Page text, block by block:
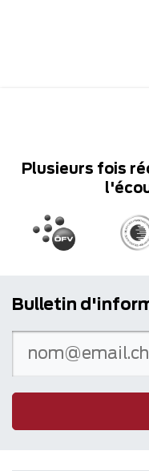
Plusieurs fois
Bulletin